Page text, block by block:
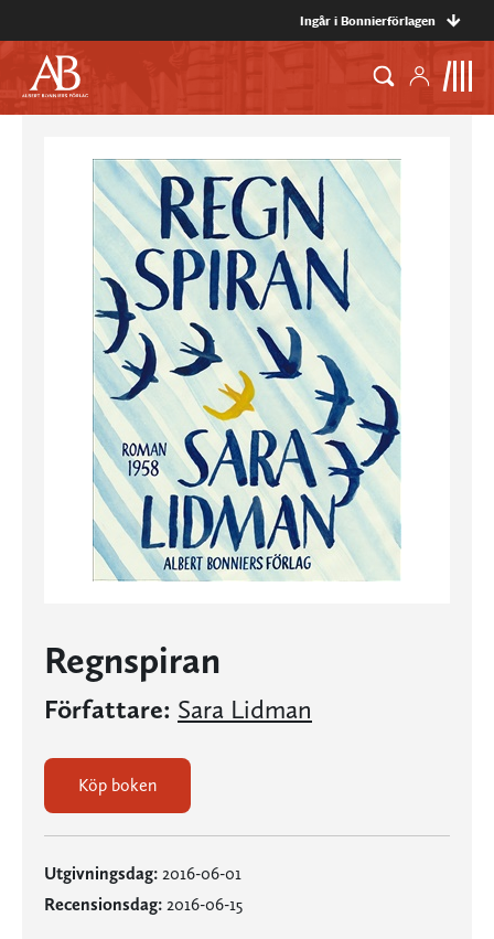
Ingår i Bonnierförlagen
Regnspiran
Författare: Sara Lidman
Köp boken
Utgivningsdag: 2016-06-01
Recensionsdag: 2016-06-15